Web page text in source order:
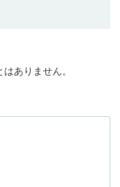
ありません。